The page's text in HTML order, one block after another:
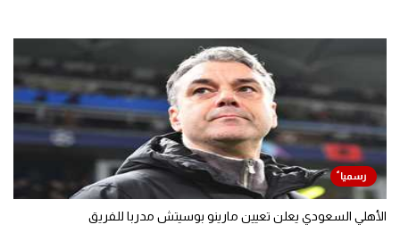
الأهلي السعودي يعلن تعيين مارينو بوسيتش مدربا للفريق